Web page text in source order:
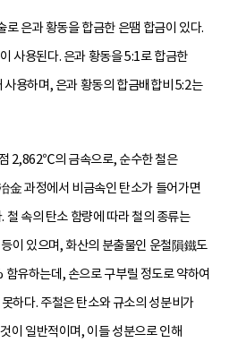
로 은과 황동을 합금한 은땜 합금이 있다.
사용된다. 은과 황동을 5:1로 합금한
용하며, 은과 황동의 합금배합비 5:2는
2,862℃의 금속으로, 순수한 철은
金 과정에서 비금속인 탄소가 들어가면
철 속의 탄소 함량에 따라 철의 종류는
이 있으며, 화산의 분출물인 운철隕鐵도
유하는데, 손으로 구부릴 정도로 약하여
하다. 주철은 탄소와 규소의 성분비가
이 일반적이며, 이들 성분으로 인해